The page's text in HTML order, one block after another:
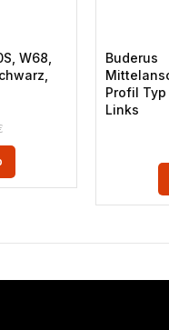
W68,
Buderus
Profil Typ
Links